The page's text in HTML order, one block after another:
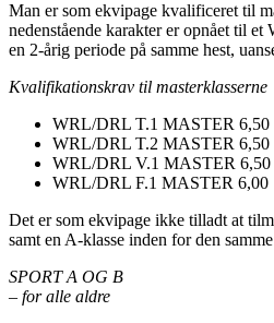
Man er som ekvipage kvalificeret til
nedenstående karakter er opnået til
en 2-årig periode på samme hest,
Kvalifikationskrav til masterklasserne
WRL/DRL T.1 MASTER 6,50
WRL/DRL T.2 MASTER 6,50
WRL/DRL V.1 MASTER 6,50
WRL/DRL F.1 MASTER 6,00
Det er som ekvipage ikke tilladt at
samt en A-klasse inden for den
SPORT A OG B
– for alle aldre